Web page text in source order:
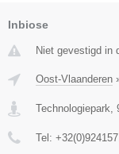
Inbiose
Niet gevestigd in
Oost-Vlaanderen
Technologiepark
Tel: